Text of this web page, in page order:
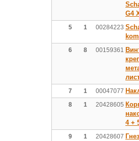
G4
5 1 00284223
6 8 00159361
7 1 00047077
8 1 20428605
4 +
9 1 20428607